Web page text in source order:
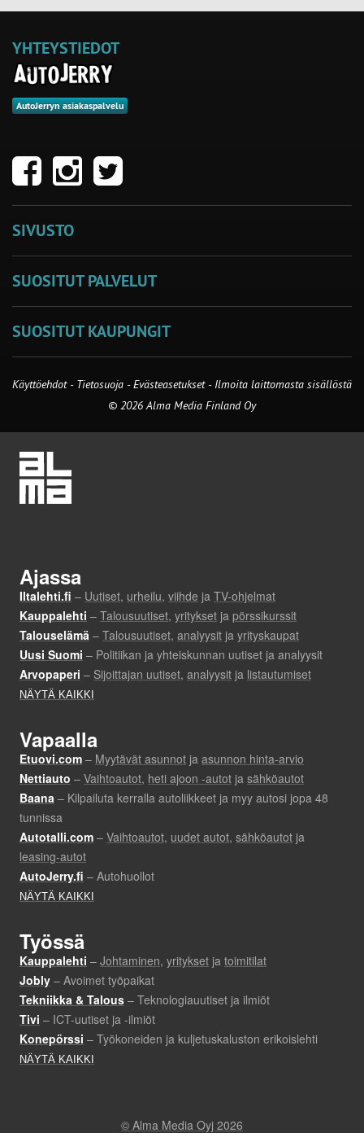
YHTEYSTIEDOT
AutoJerryn asiakaspalvelu
SIVUSTO
SUOSITUT PALVELUT
SUOSITUT KAUPUNGIT
Käyttöehdot - Tietosuoja -Evästeasetukset- Ilmoita laittomasta sisällöstä
© 2026 Alma Media Finland Oy